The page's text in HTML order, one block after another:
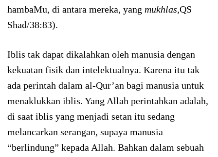
hambaMu, di antara mereka, yang mukhlas,QS
Shad/38:83).
Iblis tak dapat dikalahkan oleh manusia dengan
kekuatan fisik dan intelektualnya. Karena itu tak
ada perintah dalam al-Qur’an bagi manusia untuk
menaklukkan iblis. Yang Allah perintahkan adalah,
di saat iblis yang menjadi setan itu sedang
melancarkan serangan, supaya manusia
“berlindung” kepada Allah. Bahkan dalam sebuah